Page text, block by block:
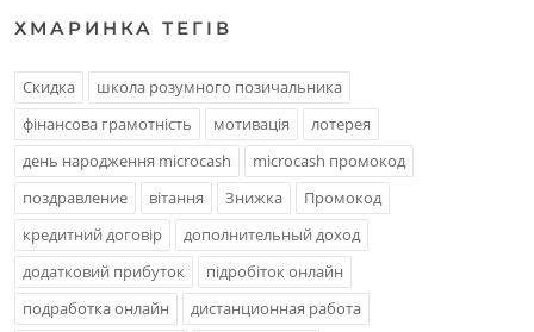
ХМАРИНКА ТЕГIВ
Скидка
школа розумного позичальника
фінансова грамотність
мотивація
лотерея
день народження microcash
microcash промокод
поздравление
вітання Знижка
Промокод
кредитний договір
дополнительный доход
додатковий прибуток
підробіток онлайн
подработка онлайн
дистанционная работа